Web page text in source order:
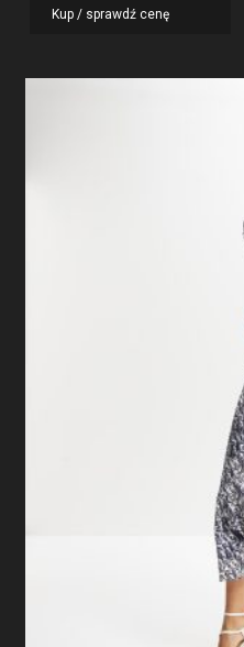
Kup / sprawdź cenę